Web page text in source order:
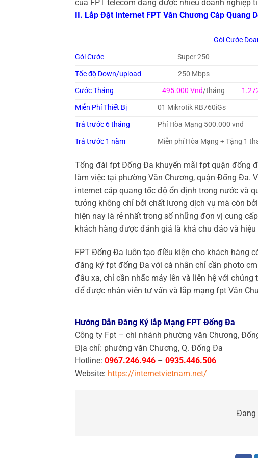
của FPT telecom đang được nhiều doanh nghiệp
II. Lắp Đặt Internet FPT Văn Chương Cáp Quang
Gói Cước
Gói Cước
Super 250
Tốc độ Down/upload
250 Mbps
Cước Tháng
495.000 Vnđ/tháng
Miễn Phí Thiết Bị
01 Mikrotik RB760iGs
Trả trước 6 tháng
Phí Hòa Mạng 500.000 vnđ
Trả trước 1 năm
Miễn phí Hòa Mạng + Tặng 1
Tổng đài fpt Đống Đa khuyến mãi fpt quận đống
làm việc tại phường Văn Chương, quận Đống Đa.
internet cáp quang tốc độ ổn định trong nước và
tưởng không chỉ bởi chất lượng dịch vụ mà còn
hiện nay là rẻ nhất trong số những đơn vị cung
khách hàng được đánh giá là khá chu đáo và hiệu
FPT Đống Đa luôn tạo điều kiện cho khách hàng
đăng ký fpt đống Đa với cá nhân chỉ cần photo
đâu xa, chỉ cần nhấc máy lên và liên hệ với chúng
để được nhân viên tư vấn và lắp mạng fpt Văn
Hướng Dẫn Đăng Ký lắp Mạng FPT Đống Đa
Công ty Fpt – chi nhánh phường văn Chương,
Địa chỉ: phường văn Chương, Q. Đống Đa
Hotline: 0967.246.946 – 0935.446.506
Website: https://internetvietnam.net/
Đang